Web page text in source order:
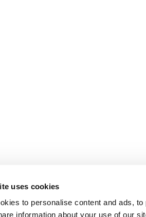
uses cookies
to personalise content and ads,
information about your use of our